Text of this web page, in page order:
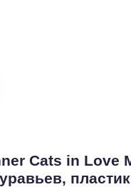
Cats in